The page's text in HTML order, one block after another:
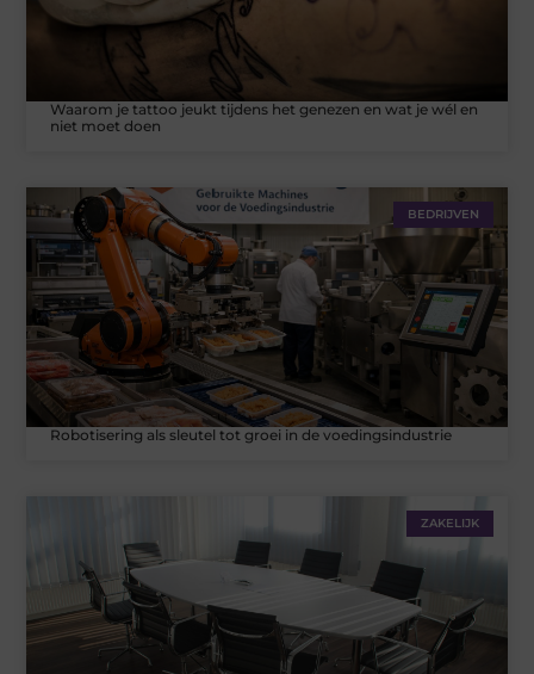
Waarom je tattoo jeukt tijdens het genezen en wat je wél en
niet moet doen
BEDRIJVEN
Robotisering als sleutel tot groei in de voedingsindustrie
ZAKELIJK